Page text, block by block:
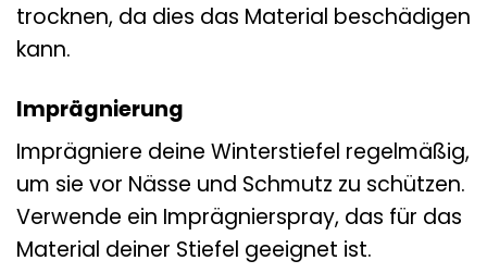
trocknen, da dies das Material beschädigen
kann.
Imprägnierung
Imprägniere deine Winterstiefel regelmäßig,
um sie vor Nässe und Schmutz zu schützen.
Verwende ein Imprägnierspray, das für das
Material deiner Stiefel geeignet ist.